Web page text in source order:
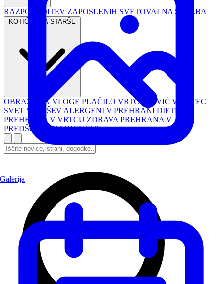
RAZPOREDITEV ZAPOSLENIH SVETOVALNA SLUŽBA
KOTIČEK ZA STARŠE
OBRAZCI IN VLOGE PLAČILO VRTCA
PRVIČ V VRTEC
SVET STARŠEV ALERGENI V PREHRANI DIETNA
PREHRANA V VRTCU ZDRAVA PREHRANA V
PREDŠOLSKEM OBDOBJU
Galerija